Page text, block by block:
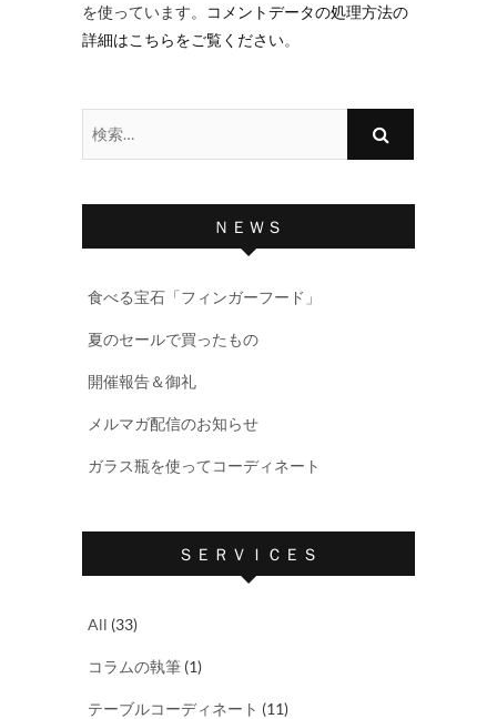
を使っています。
コメントデータの処理方法の
詳細はこちらをご覧ください。
ＮＥＷＳ
食べる宝石「フィンガーフード」
夏のセールで買ったもの
開催報告＆御礼
メルマガ配信のお知らせ
ガラス瓶を使ってコーディネート
ＳＥＲＶＩＣＥＳ
All (33)
コラムの執筆 (1)
テーブルコーディネート (11)